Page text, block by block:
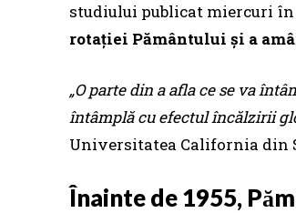
studiului publicat miercuri
rotației Pământului și a
„O parte din a afla ce se va
întâmplă cu efectul încălzirii
Universitatea California din
Înainte de 1955,